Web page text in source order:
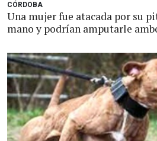
CÓRDOBA
Una mujer fue atacada por su
mano y podrían amputarle